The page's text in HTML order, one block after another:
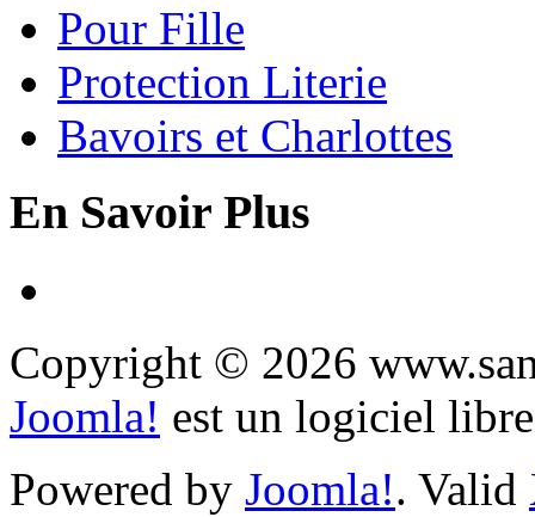
Pour Fille
Protection Literie
Bavoirs et Charlottes
En Savoir Plus
Copyright © 2026
Joomla! est un logiciel
Powered by Joomla!. Valid